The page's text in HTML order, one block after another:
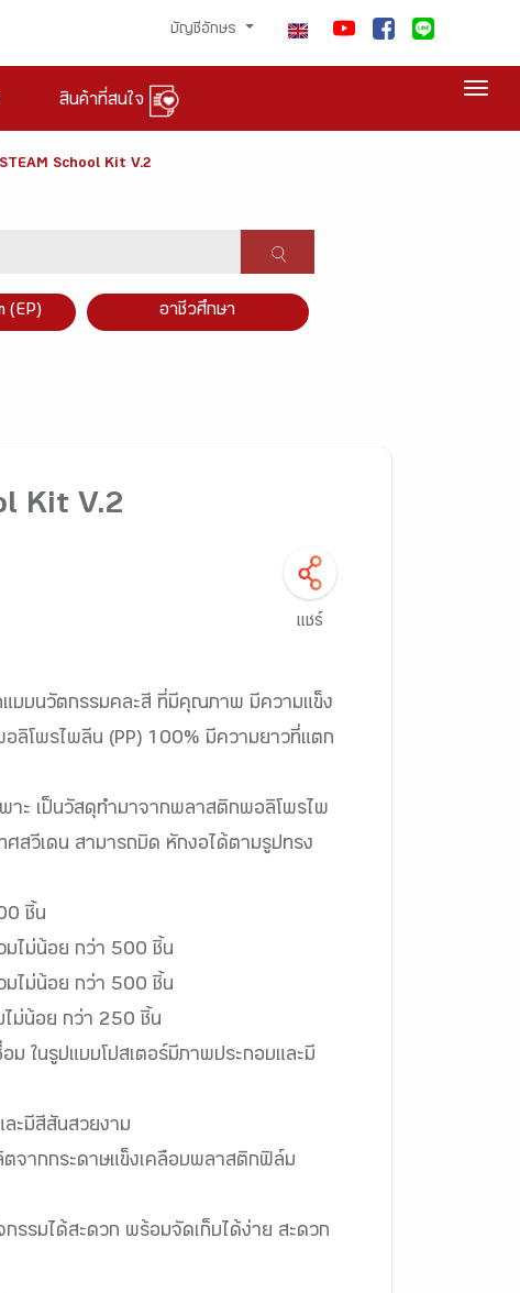
บัญชีอักษร
สินค้าที่สนใจ
School Kit V.2
(EP) อาชีวศึกษา
Kit V.2
แชร์
บบนวัตกรรมคละสี ที่มีคุณภาพ มีความแข็ง
ลิโพรไพลีน (PP) 100% มีความยาวที่แตก
าะ เป็นวัสดุทำมาจากพลาสติกพอลิโพรไพ
ศสวีเดน สามารถบิด หักงอได้ตามรูปทรง
ชิ้น
ไม่น้อย กว่า 500 ชิ้น
ไม่น้อย กว่า 500 ชิ้น
ม่น้อย กว่า 250 ชิ้น
ม ในรูปแบบโปสเตอร์มีภาพประกอบและมี
ละมีสีสันสวยงาม
จากกระดาษแข็งเคลือบพลาสติกฟิล์ม
กรรมได้สะดวก พร้อมจัดเก็บได้ง่าย สะดวก